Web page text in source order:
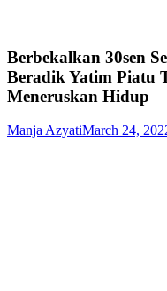
Berbekalkan 30sen
Beradik Yatim Piatu
Meneruskan Hidup
Manja AzyatiMarch 24,